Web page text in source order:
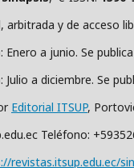
arbitrada y de acceso
a junio. Se
a diciembre. Se
Editorial ITSUP,
Teléfono:
revistas.itsup.edu.ec/